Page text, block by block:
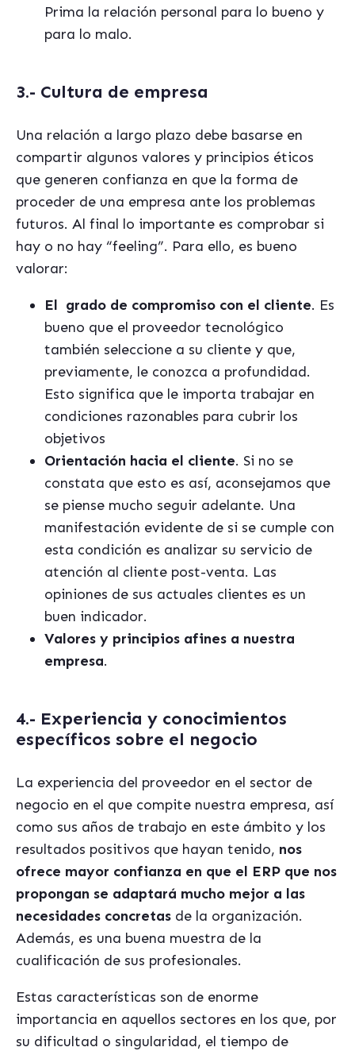
Prima la relación personal para lo bueno y
para lo malo.
3.- Cultura de empresa
Una relación a largo plazo debe basarse en
compartir algunos valores y principios éticos
que generen confianza en que la forma de
proceder de una empresa ante los problemas
futuros. Al final lo importante es comprobar si
hay o no hay “feeling”. Para ello, es bueno
valorar:
El grado de compromiso con el cliente. Es
bueno que el proveedor tecnológico
también seleccione a su cliente y que,
previamente, le conozca a profundidad.
Esto significa que le importa trabajar en
condiciones razonables para cubrir los
objetivos
Orientación hacia el cliente. Si no se
constata que esto es así, aconsejamos que
se piense mucho seguir adelante. Una
manifestación evidente de si se cumple con
esta condición es analizar su servicio de
atención al cliente post-venta. Las
opiniones de sus actuales clientes es un
buen indicador.
Valores y principios afines a nuestra
empresa.
4.- Experiencia y conocimientos
específicos sobre el negocio
La experiencia del proveedor en el sector de
negocio en el que compite nuestra empresa, así
como sus años de trabajo en este ámbito y los
resultados positivos que hayan tenido, nos
ofrece mayor confianza en que el ERP que nos
propongan se adaptará mucho mejor a las
necesidades concretas de la organización.
Además, es una buena muestra de la
cualificación de sus profesionales.
Estas características son de enorme
importancia en aquellos sectores en los que, por
su dificultad o singularidad, el tiempo de